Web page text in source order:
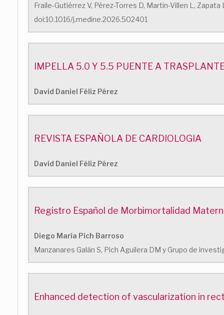
Fraile-Gutiérrez V, Pérez-Torres D, Martin-Villen L,
doi:10.1016/j.medine.2026.502401
IMPELLA 5.0 Y 5.5 PUENTE A
David Daniel Féliz Pérez
REVISTA ESPAÑOLA DE CARDIOLOGIA
David Daniel Féliz Pérez
Registro Español de Morbimortalidad
Diego María Pich Barroso
Manzanares Galán S, Pich Aguilera DM y Grupo de
Enhanced detection of vascularization in